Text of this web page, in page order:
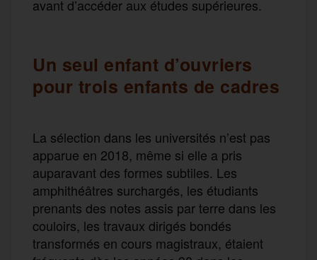
avant d’accéder aux études supérieures.
Un seul enfant d’ouvriers
pour trois enfants de cadres
La sélection dans les universités n’est pas
apparue en 2018, même si elle a pris
auparavant des formes subtiles. Les
amphithéâtres surchargés, les étudiants
prenants des notes assis par terre dans les
couloirs, les travaux dirigés bondés
transformés en cours magistraux, étaient